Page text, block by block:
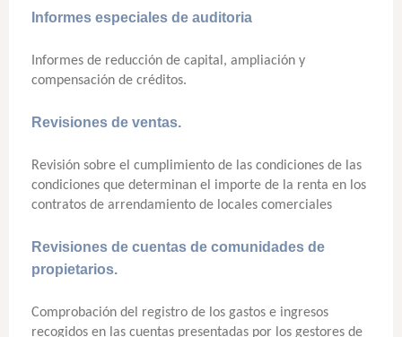
Informes especiales de auditoria
Informes de reducción de capital, ampliación y
compensación de créditos.
Revisiones de ventas.
Revisión sobre el cumplimiento de las condiciones de las
condiciones que determinan el importe de la renta en los
contratos de arrendamiento de locales comerciales
Revisiones de cuentas de comunidades de
propietarios.
Comprobación del registro de los gastos e ingresos
recogidos en las cuentas presentadas por los gestores de